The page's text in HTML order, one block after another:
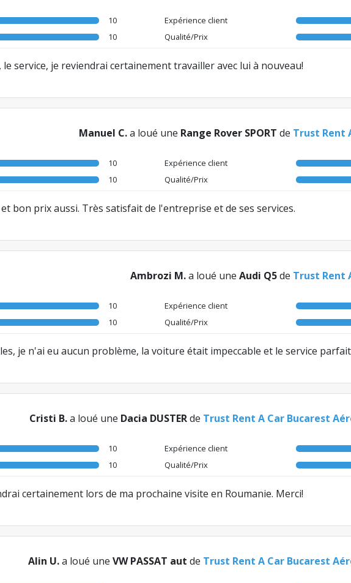
10 Expérience client
10 Qualité/Prix
service, je reviendrai certainement travailler avec lui à nouveau!
Manuel C.a loué une Range Rover SPORT de Trust Rent
10 Expérience client
10 Qualité/Prix
bon prix aussi. Très satisfait de l'entreprise et de ses services.
Ambrozi M.a loué une Audi Q5de Trust Rent
10 Expérience client
10 Qualité/Prix
je n'ai eu aucun problème, la voiture était impeccable et le service
Cristi B.a loué une Dacia DUSTERde Trust Rent A Car Bucarest
10 Expérience client
10 Qualité/Prix
certainement lors de ma prochaine visite en Roumanie. Merci!
Alin U.a loué une VW PASSAT aut de Trust Rent A Car Bucarest